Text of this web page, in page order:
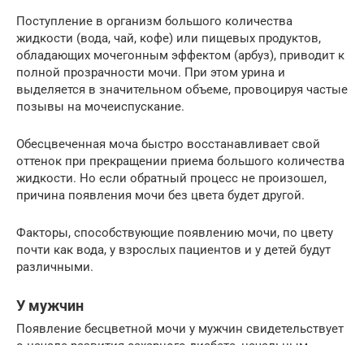
Поступление в организм большого количества
жидкости (вода, чай, кофе) или пищевых продуктов,
обладающих мочегонным эффектом (арбуз), приводит к
полной прозрачности мочи. При этом урина и
выделяется в значительном объеме, провоцируя частые
позывы на мочеиспускание.
Обесцвеченная моча быстро восстанавливает свой
оттенок при прекращении приема большого количества
жидкости. Но если обратный процесс не произошел,
причина появления мочи без цвета будет другой.
Факторы, способствующие появлению мочи, по цвету
почти как вода, у взрослых пациентов и у детей будут
различными.
У мужчин
Появление бесцветной мочи у мужчин свидетельствует